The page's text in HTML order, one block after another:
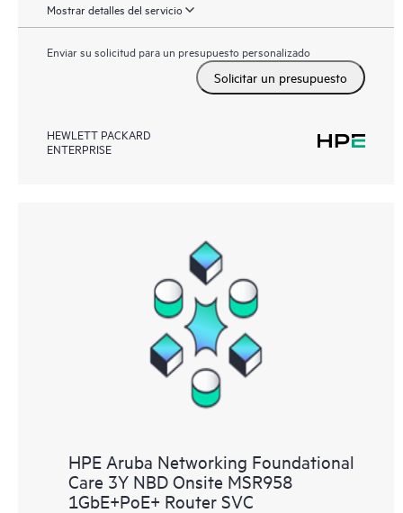
Mostrar detalles del servicio
Enviar su solicitud para un presupuesto personalizado
Solicitar un presupuesto
HEWLETT PACKARD
ENTERPRISE
HPE Aruba Networking Foundational
Care 3Y NBD Onsite MSR958
1GbE+PoE+ Router SVC